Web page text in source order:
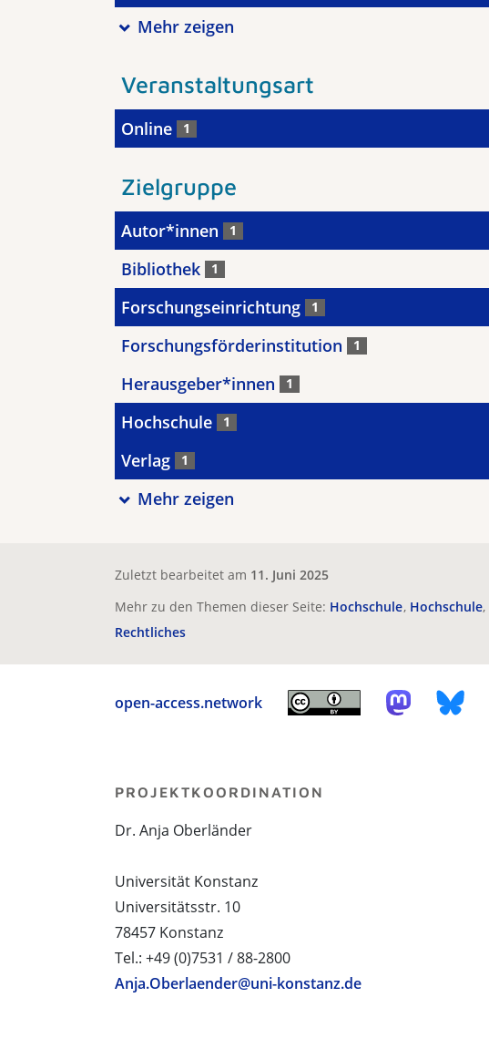
Mehr zeigen
Veranstaltungsart
Online 1
Zielgruppe
Autor*innen 1
Bibliothek 1
Forschungseinrichtung 1
Forschungsförderinstitution 1
Herausgeber*innen 1
Hochschule 1
Verlag 1
Mehr zeigen
Zuletzt bearbeitet am 11. Juni 2025
Mehr zu den Themen dieser Seite: Hochschule Hochschule
Rechtliches
open-access.network
PROJEKTKOORDINATION
Dr. Anja Oberländer
Universität Konstanz
Universitätsstr. 10
78457 Konstanz
Tel.: +49 (0)7531 / 88-2800
Anja.Oberlaender@uni-konstanz.de